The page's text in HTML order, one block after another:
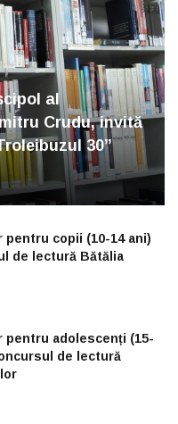
al
Crudu, invită
30”
pentru copii (10-14 ani)
de lectură Bătălia
pentru adolescenți (15-
de lectură